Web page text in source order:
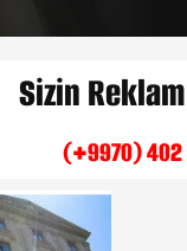
Sizin
(+9970)